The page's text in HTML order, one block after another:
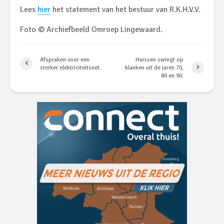
Lees hier het statement van het bestuur van R.K.H.V.V.
Foto © Archiefbeeld Omroep Lingewaard.
Afspraken voor een
sterker elektriciteitsnet.
Huissen swingt op
klanken uit de jaren 70,
80 en 90.